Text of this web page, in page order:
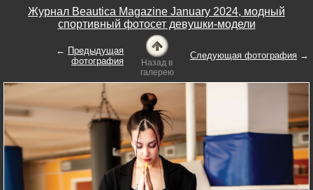
Журнал Beautica Magazine January 2024, модный
спортивный фотосет девушки-модели
← Предыдущая
фотография
Назад в
галерею
Следующая фотография →